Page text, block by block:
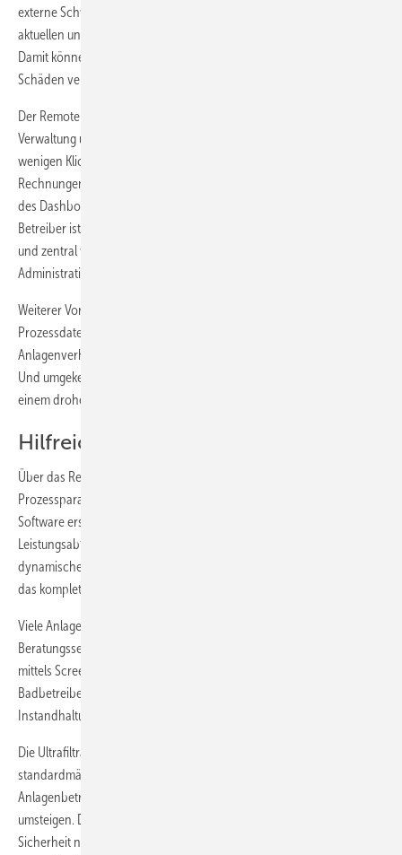
externe Schwimmbadexperten können so aus der Ferne sämtliche
aktuellen und historischen Daten von allen Geräten aus abrufen.
Damit können kritische Entwicklungen rechtzeitig erkannt und
Schäden vermieden werden.
Der Remote-Service schafft vollständige Transparenz in Bezug auf die
Verwaltung und Dokumentation anlagenrelevanter Daten. Mit nur
wenigen Klicks haben Anlagenbetreiber Zugriff auf Serviceberichte,
Rechnungen oder andere Dokumente. Gleichzeitig lassen sich mithilfe
des Dashboards Wartungstermine planen. Praktisch für manche
Betreiber ist zudem, dass sich die Daten mehrerer Standorte bündeln
und zentral verwalten lassen. Dadurch sinkt der
Administrationsaufwand erheblich.
Weiterer Vorteil: Durch die Erfassung, Speicherung und Analyse der
Prozessdaten erkennt die Software selbstständig Trends im
Anlagenverhalten und nutzt intelligente Algorithmen zur Optimierung.
Und umgekehrt kann sie bei einer Verschlechterung der Leistung oder
einem drohenden Anlagenausfall rechtzeitig warnen.
Hilfreiche Zusatzservices
Über das Remote-Monitoring stehen sämtliche anlagenrelevante
Prozessparameter und Kennzahlen in Echtzeit zur Verfügung. Die
Software erstellt automatisch Statistiken und Trenddarstellungen.
Leistungsabfälle können so schnell erkannt und behoben werden. Die
dynamische Prozessvisualisierung ist übersichtlich gestaltet und zeigt
das komplette Anlagenschema samt angeschlossener Technik.
Viele Anlagenhersteller bieten ergänzend noch umfassende
Beratungsservices an. Dazu gehört z. B. ein Serviceingenieur, der
mittels Screen-Sharing per Telefon, Chat oder Videotelefonie die
Badbetreiber kompetent unterstützt. So lassen sich viele vorbeugende
Instandhaltungsmaßnahmen einfach an den Hersteller outsourcen.
Die Ultrafiltrationsanlagen von Veolia Water Technologies sind bereits
standardmäßig mit entsprechender Software ausgestattet.
Anlagenbetreiber können so jederzeit auf die digitalen Services
umsteigen. Doch Achtung: Bei diesem Schritt sollte man das Thema
Sicherheit nicht aus dem Blick verlieren. Gerade wegen der Vielzahl